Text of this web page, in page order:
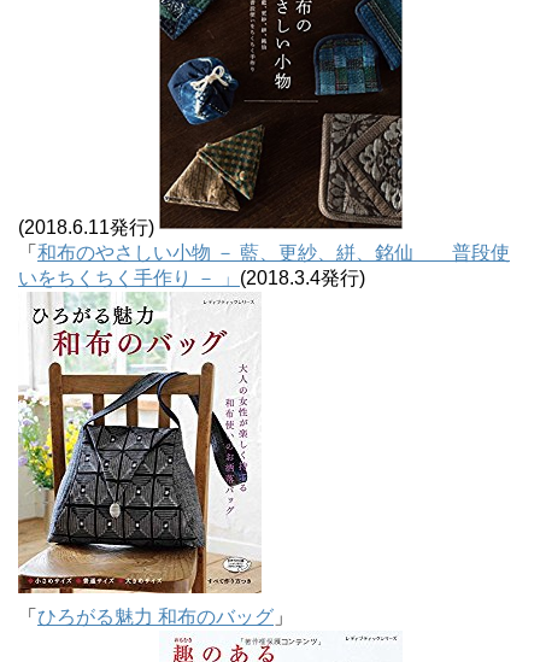
(2018.6.11発行)
「 和布のやさしい小物 － 藍、更紗、絣、銘仙 普段使
いをちくちく手作り － 」 (2018.3.4発行)
「 ひろがる魅力 和布のバッグ 」